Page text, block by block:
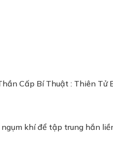
Cấp Bí Thuật : Thiên Tử
khí để tập trung hắn